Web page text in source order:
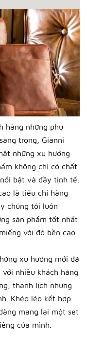
hàng những phụ
trọng, Gianni
những xu hướng
không chỉ có chất
bật và đầy tinh tế.
là tiêu chí hàng
chúng tôi luôn
sản phẩm tốt nhất
với độ bền cao
xu hướng mới đã
nhiều khách hàng
thanh lịch nhưng
Khéo léo kết hợp
mang lại một set
của mình.